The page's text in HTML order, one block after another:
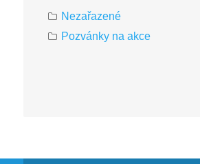
Nezařazené
Pozvánky na akce